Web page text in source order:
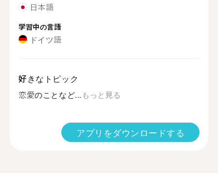
日本語
学習中の言語
ドイツ語
好きなトピック
恋愛のことなど... もっと見る
アプリをダウンロードする